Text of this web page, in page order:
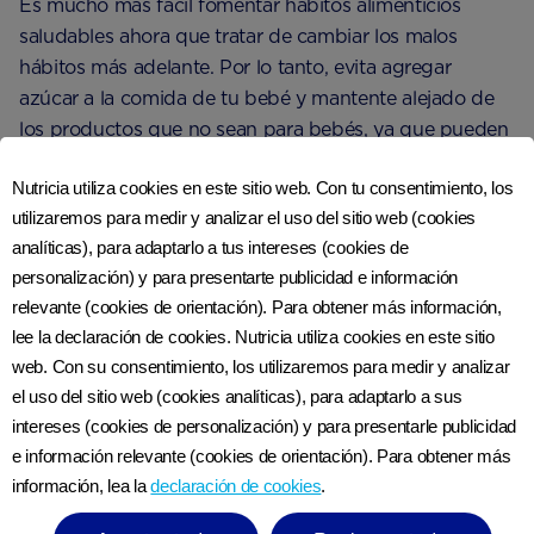
Es mucho más fácil fomentar hábitos alimenticios
saludables ahora que tratar de cambiar los malos
hábitos más adelante. Por lo tanto, evita agregar
azúcar a la comida de tu bebé y mantente alejado de
los productos que no sean para bebés, ya que pueden
Ciertos alimentos que puedes pensar que están bien
para tu bebé pueden tener un contenido
sorprendentemente alto de azúcar. Panecillos, frutos
secos, frijoles horneados y algunas comidas y bebidas
Consulta las etiquetas de los alimentos para obtener
más información sobre su contenido de azúcar. Busca
la cifra de “carbohidratos (de los cuales azúcares)” en
la etiqueta nutricional. Los alimentos con alto
Nutricia utiliza cookies en este sitio web. Con tu consentimiento, los
utilizaremos para medir y analizar el uso del sitio web (cookies
analíticas), para adaptarlo a tus intereses (cookies de
personalización) y para presentarte publicidad e información
relevante (cookies de orientación). Para obtener más información,
lee la declaración de cookies. Nutricia utiliza cookies en este sitio
web. Con su consentimiento, los utilizaremos para medir y analizar
el uso del sitio web (cookies analíticas), para adaptarlo a sus
intereses (cookies de personalización) y para presentarle publicidad
e información relevante (cookies de orientación). Para obtener más
información, lea ladeclaración de cookies.